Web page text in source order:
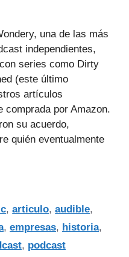
una de las más
independientes,
series como Dirty
(este último
artículos
comprada por Amazon.
su acuerdo,
quién eventualmente
,articulo,audible,
, empresas, historia,
, podcast